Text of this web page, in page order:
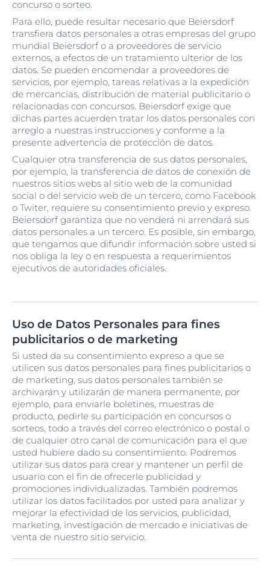
concurso o sorteo.
Para ello, puede resultar necesario que Beiersdorf
transfiera datos personales a otras empresas del grupo
mundial Beiersdorf o a proveedores de servicio
externos, a efectos de un tratamiento ulterior de los
datos. Se pueden encomendar a proveedores de
servicios, por ejemplo, tareas relativas a la expedición
de mercancías, distribución de material publicitario o
relacionadas con concursos. Beiersdorf exige que
dichas partes acuerden tratar los datos personales con
arreglo a nuestras instrucciones y conforme a la
presente advertencia de protección de datos.
Cualquier otra transferencia de sus datos personales,
por ejemplo, la transferencia de datos de conexión de
nuestros sitios webs al sitio web de la comunidad
social o del servicio web de un tercero, como Facebook
o Twiter, requiere su consentimiento previo y expreso.
Beiersdorf garantiza que no venderá ni arrendará sus
datos personales a un tercero. Es posible, sin embargo,
que tengamos que difundir información sobre usted si
nos obliga la ley o en respuesta a requerimientos
ejecutivos de autoridades oficiales.
Uso de Datos Personales para fines
publicitarios o de marketing
Si usted da su consentimiento expreso a que se
utilicen sus datos personales para fines publicitarios o
de marketing, sus datos personales también se
archivarán y utilizarán de manera permanente, por
ejemplo, para enviarle boletines, muestras de
producto, pedirle su participación en concursos o
sorteos, todo a través del correo electrónico o postal o
de cualquier otro canal de comunicación para el que
usted hubiere dado su consentimiento. Podremos
utilizar sus datos para crear y mantener un perfil de
usuario con el fin de ofrecerle publicidad y
promociones individualizadas. También podremos
utilizar los datos facilitados por usted para analizar y
mejorar la efectividad de los servicios, publicidad,
marketing, investigación de mercado e iniciativas de
venta de nuestro sitio servicio.